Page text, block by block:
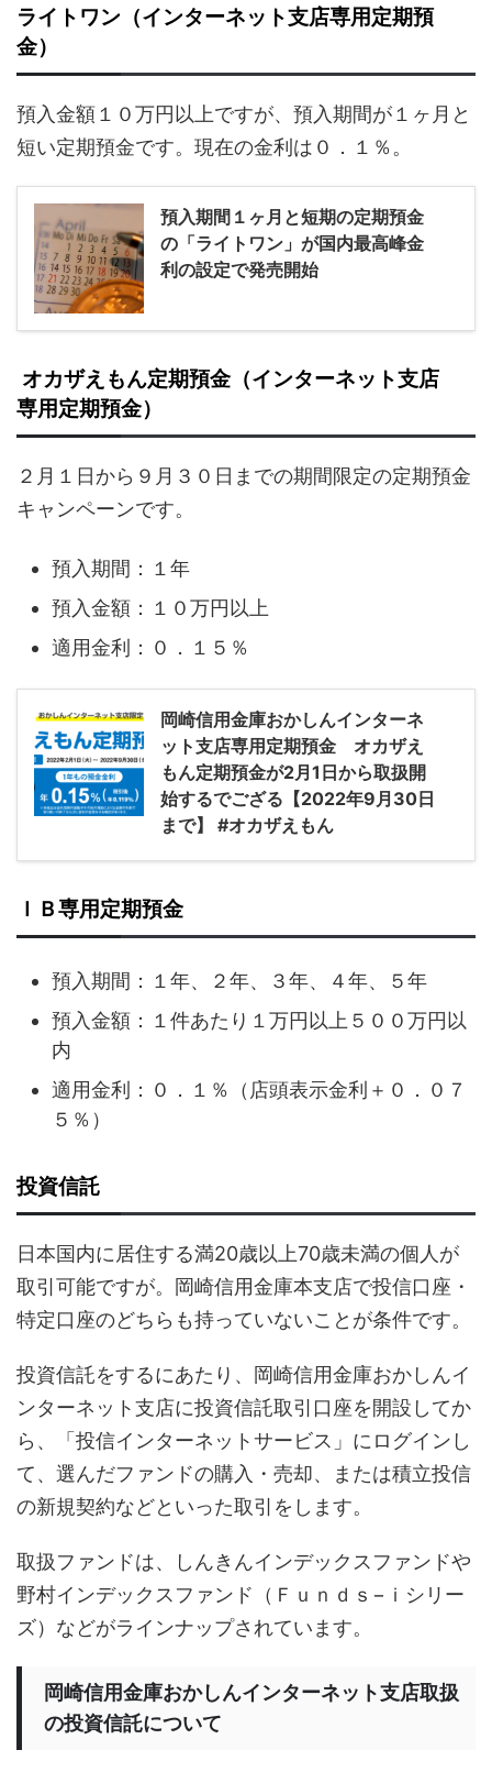
ライトワン（インターネット支店専用定期預
金）
預入金額１０万円以上ですが、預入期間が１ヶ月と
短い定期預金です。現在の金利は０．１％。
預入期間１ヶ月と短期の定期預金
の「ライトワン」が国内最高峰金
利の設定で発売開始
オカザえもん定期預金（インターネット支店
専用定期預金）
２月１日から９月３０日までの期間限定の定期預金
キャンペーンです。
預入期間：１年
預入金額：１０万円以上
適用金利：０．１５％
岡崎信用金庫おかしんインターネ
ット支店専用定期預金 オカザえ
もん定期預金が2月1日から取扱開
始するでござる【2022年9月30日
まで】 #オカザえもん
ＩＢ専用定期預金
預入期間：１年、２年、３年、４年、５年
預入金額：１件あたり１万円以上５００万円以
内
適用金利：０．１％（店頭表示金利＋０．０７
５％）
投資信託
日本国内に居住する満20歳以上70歳未満の個人が
取引可能ですが。岡崎信用金庫本支店で投信口座・
特定口座のどちらも持っていないことが条件です。
投資信託をするにあたり、岡崎信用金庫おかしんイ
ンターネット支店に投資信託取引口座を開設してか
ら、「投信インターネットサービス」にログインし
て、選んだファンドの購入・売却、または積立投信
の新規契約などといった取引をします。
取扱ファンドは、しんきんインデックスファンドや
野村インデックスファンド（Ｆｕｎｄｓ−ｉシリー
ズ）などがラインナップされています。
岡崎信用金庫おかしんインターネット支店取扱
の投資信託について